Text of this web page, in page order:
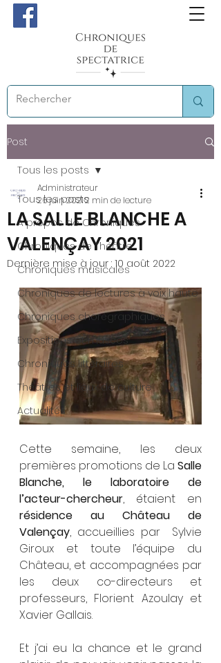
Post
Tous les posts
A propos de Chroniques
Chroniques de Théâtre
Chroniques musicales
Chroniques de lectures à voix haute
Chroniques chorégraphiques
Expositions et musées
Chroniques littéraires
Théâtres et lieux de culture
Actualités
Tous les posts
LA SALLE BLANCHE A
VALENÇAY 2021
Administrateur
26 juin 20212 min de lecture
Dernière mise à jour : 10 août 2022
Cette semaine, les deux
premières promotions de La Salle
Blanche, le laboratoire de
l’acteur-chercheur
résidence au Château de
Valençay, accueillies par  Sylvie
Giroux et toute l’équipe du
Château, et accompagnées par
les deux co-directeurs et
professeurs, Florient Azoulay et
Xavier Gallais.
Et j’ai eu la chance et le grand